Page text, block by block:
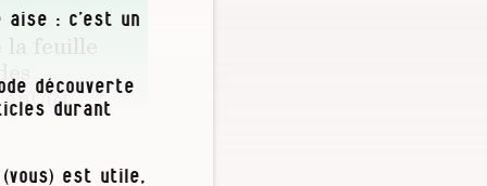
la feuille
au
: c’est un
découverte
durant
est utile,